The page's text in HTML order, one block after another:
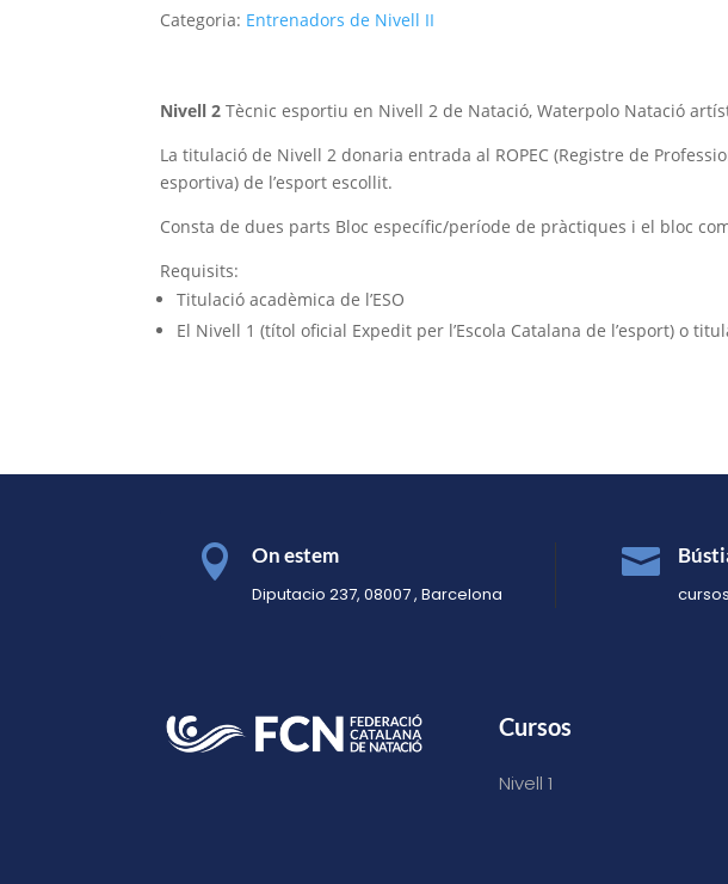
Categoria: Entrenadors de Nivell II
Nivell 2 Tècnic esportiu en Nivell 2 de Natació, Waterpolo Natació
La titulació de Nivell 2 donaria entrada al ROPEC (Registre de
esportiva) de l’esport escollit.
Consta de dues parts Bloc específic/període de pràctiques i el bloc
Requisits:
Titulació acadèmica de l’ESO
El Nivell 1 (títol oficial Expedit per l’Escola Catalana de l’esport) o
 On estem
Diputacio 237, 08007 , Barcelona

Cursos
Nivell 1